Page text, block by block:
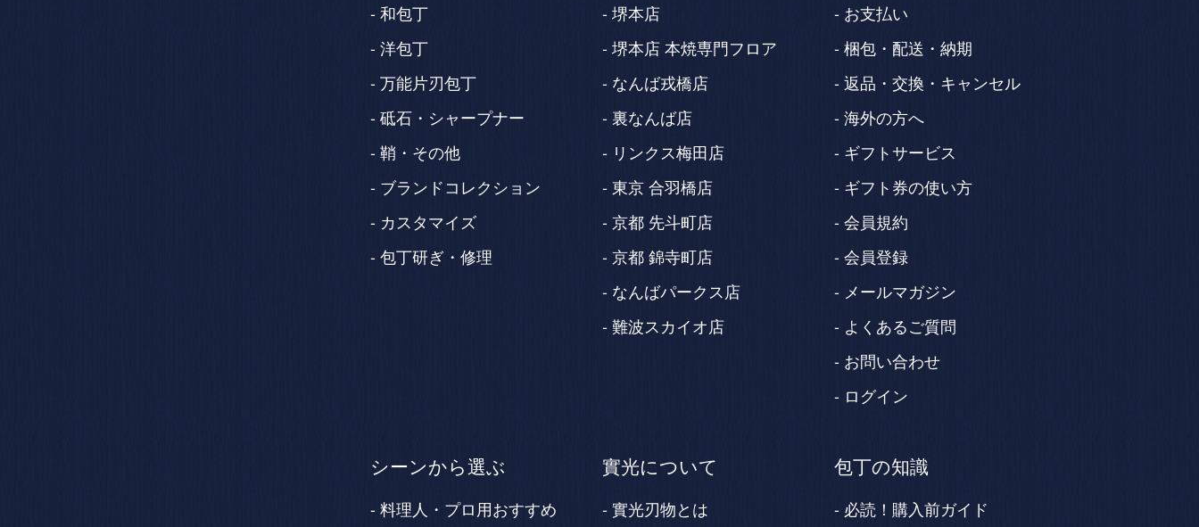
和包丁
洋包丁
万能片刃包丁
砥石・シャープナー
鞘・その他
ブランドコレクション
カスタマイズ
包丁研ぎ・修理
堺本店
堺本店 本焼専門フロア
なんば戎橋店
裏なんば店
リンクス梅田店
東京 合羽橋店
京都 先斗町店
京都 錦寺町店
なんばパークス店
難波スカイオ店
お支払い
梱包・配送・納期
返品・交換・キャンセル
海外の方へ
ギフトサービス
ギフト券の使い方
会員規約
会員登録
メールマガジン
よくあるご質問
お問い合わせ
ログイン
シーンから選ぶ
料理人・プロ用おすすめ
實光について
實光刃物とは
包丁の知識
必読！購入前ガイド